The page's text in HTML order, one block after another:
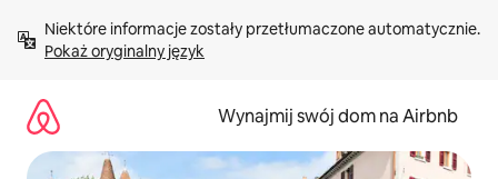
treści Pokaż oryginalny język
Wynajmij swój dom na Airbnb